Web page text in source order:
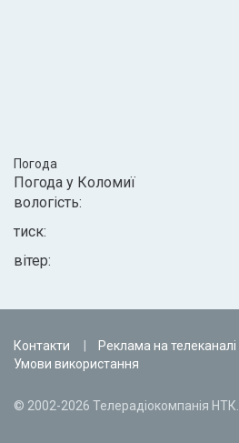
Погода
Погода у Коломиї
вологість:
тиск:
вітер:
Контакти Реклама на телеканалі
Умови використання
© 2002-2026 Телерадіокомпанія НТК.